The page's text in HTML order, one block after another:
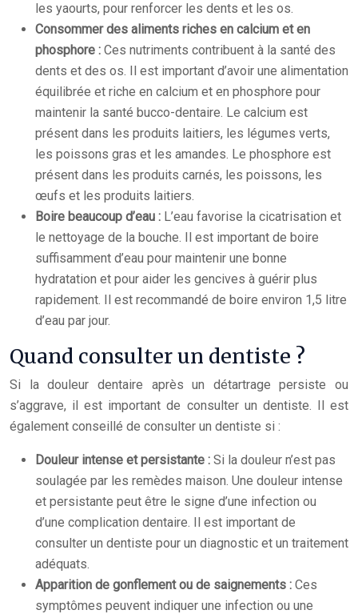
les yaourts, pour renforcer les dents et les os.
Consommer des aliments riches en calcium et en
phosphore : Ces nutriments contribuent à la santé des
dents et des os. Il est important d’avoir une alimentation
équilibrée et riche en calcium et en phosphore pour
maintenir la santé bucco-dentaire. Le calcium est
présent dans les produits laitiers, les légumes verts,
les poissons gras et les amandes. Le phosphore est
présent dans les produits carnés, les poissons, les
œufs et les produits laitiers.
Boire beaucoup d’eau : L’eau favorise la cicatrisation et
le nettoyage de la bouche. Il est important de boire
suffisamment d’eau pour maintenir une bonne
hydratation et pour aider les gencives à guérir plus
rapidement. Il est recommandé de boire environ 1,5 litre
d’eau par jour.
Quand consulter un dentiste ?
Si la douleur dentaire après un détartrage persiste ou
s’aggrave, il est important de consulter un dentiste. Il est
également conseillé de consulter un dentiste si :
Douleur intense et persistante : Si la douleur n’est pas
soulagée par les remèdes maison. Une douleur intense
et persistante peut être le signe d’une infection ou
d’une complication dentaire. Il est important de
consulter un dentiste pour un diagnostic et un traitement
adéquats.
Apparition de gonflement ou de saignements : Ces
symptômes peuvent indiquer une infection ou une